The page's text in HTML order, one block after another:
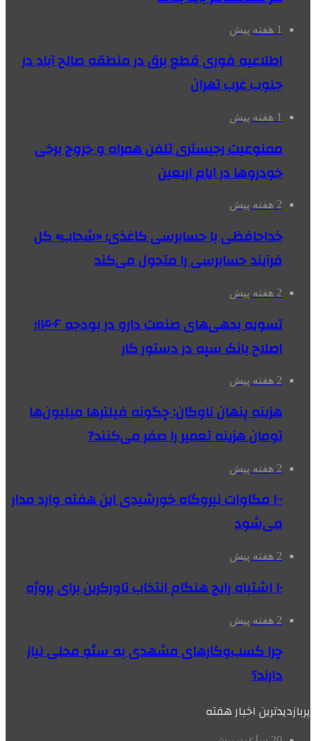
1 هفته پیش
اطلاعیه فوری قطع برق در منطقه صالح آباد در
جنوب غرب تهران
1 هفته پیش
ممنوعیت رجیستری تلفن همراه و خروج برخی
خودروها در ایام اربعین
2 هفته پیش
خداحافظی با حسابرسی کاغذی؛ «شحاب» کل
فرآیند حسابرسی را متحول می‌کند
2 هفته پیش
تسویه بدهی‌های صنعت دارو در بودجه ۱۴۰۶؛
اصلاح بانک سپه در دستور کار
2 هفته پیش
هزینه پنهان ناوگان: چگونه فیلترها میلیون‌ها
تومان هزینه تعمیر را صفر می‌کنند?
2 هفته پیش
۱۰۰ مگاوات نیروگاه‌ خورشیدی این هفته وارد مدار
می‌شود
2 هفته پیش
۱۰ اشتباه رایج هنگام انتخاب تاورکرین برای پروژه
2 هفته پیش
چرا کسب‌وکارهای مشهدی به سئو محلی نیاز
دارند؟
پربازدیدترین اخبار هفته